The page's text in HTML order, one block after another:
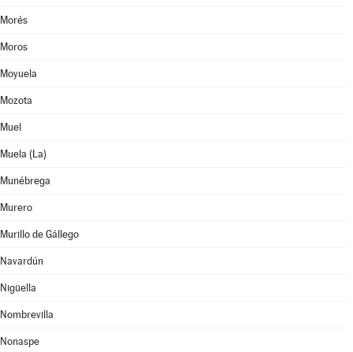
Morés
Moros
Moyuela
Mozota
Muel
Muela (La)
Munébrega
Murero
Murillo de Gállego
Navardún
Nigüella
Nombrevilla
Nonaspe